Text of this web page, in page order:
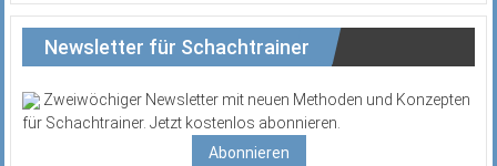
Newsletter für Schachtrainer
Zweiwöchiger Newsletter mit neuen Methoden und Konzepten
für Schachtrainer. Jetzt kostenlos abonnieren.
Abonnieren